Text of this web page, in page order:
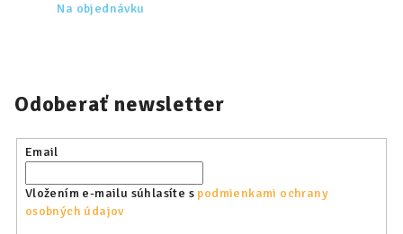
Na objednávku
Odoberať newsletter
Email
Vložením e-mailu súhlasíte s podmienkami ochrany
osobných údajov